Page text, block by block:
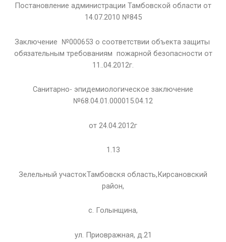
Постановление администрации Тамбовской области от
14.07.2010 №845
Заключение №000653 о соответствии объекта защиты
обязательным требованиям пожарной безопасности от
11..04.2012г.
Санитарно- эпидемиологическое заключение
№68.04.01.000015.04.12
от 24.04.2012г
1.13
Зелельный участокТамбовскя область,Кирсановский
район,
с. Голынщина,
ул. Приовражная, д.21